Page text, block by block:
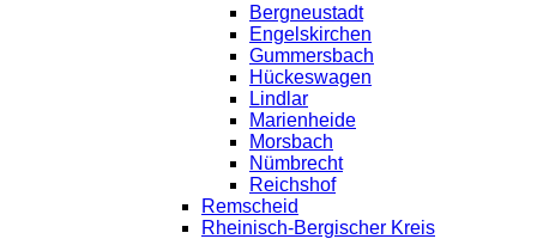
Bergneustadt
Engelskirchen
Gummersbach
Hückeswagen
Lindlar
Marienheide
Morsbach
Nümbrecht
Reichshof
Remscheid
Rheinisch-Bergischer Kreis